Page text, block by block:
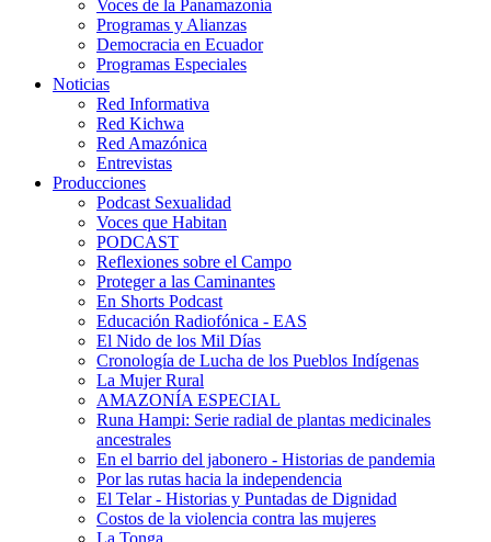
Voces de la Panamazonía
Programas y Alianzas
Democracia en Ecuador
Programas Especiales
Noticias
Red Informativa
Red Kichwa
Red Amazónica
Entrevistas
Producciones
Podcast Sexualidad
Voces que Habitan
PODCAST
Reflexiones sobre el Campo
Proteger a las Caminantes
En Shorts Podcast
Educación Radiofónica - EAS
El Nido de los Mil Días
Cronología de Lucha de los Pueblos Indígenas
La Mujer Rural
AMAZONÍA ESPECIAL
Runa Hampi: Serie radial de plantas medicinales
ancestrales
En el barrio del jabonero - Historias de pandemia
Por las rutas hacia la independencia
El Telar - Historias y Puntadas de Dignidad
Costos de la violencia contra las mujeres
La Tonga